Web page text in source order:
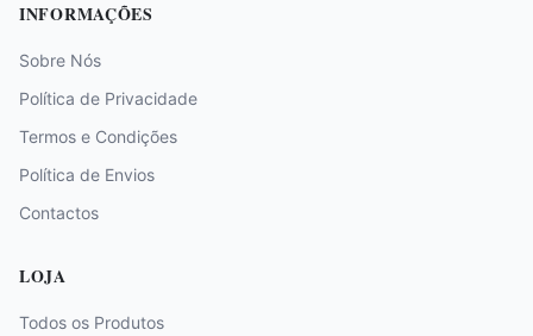
INFORMAÇÕES
Sobre Nós
Política de Privacidade
Termos e Condições
Política de Envios
Contactos
LOJA
Todos os Produtos